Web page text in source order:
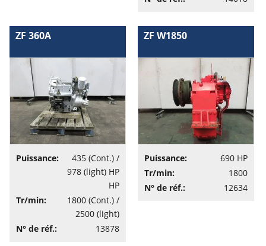
ZF 360A
Puissance:
435 (Cont.) /
978 (light) HP
HP
Tr/min:
1800 (Cont.) /
2500 (light)
N° de réf.:
13878
ZF W1850
Puissance:
690 HP
Tr/min:
1800
N° de réf.:
12634